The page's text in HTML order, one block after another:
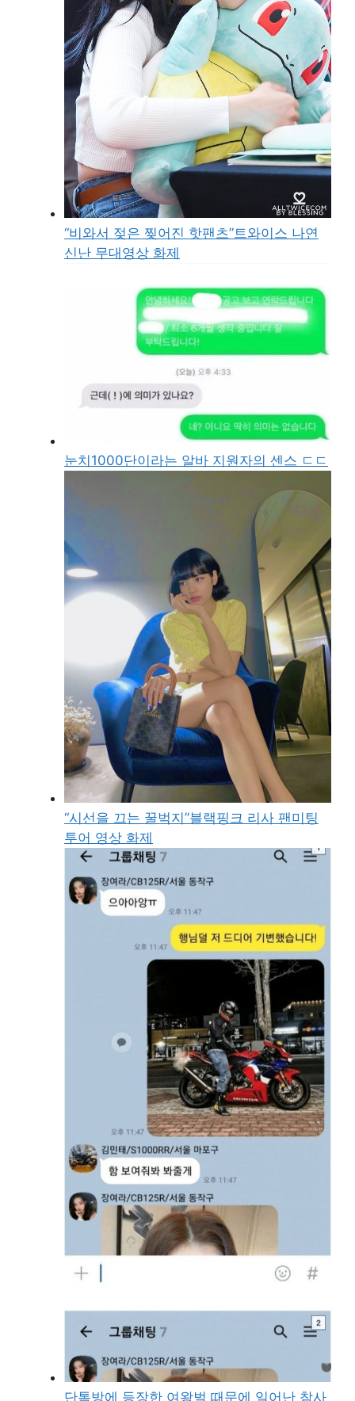
“비와서 젖은 찢어진 핫팬츠”트와이스 나연
신난 무대영상 화제
눈치1000단이라는 알바 지원자의 센스 ㄷㄷ
“시선을 끄는 꿀벅지”블랙핑크 리사 팬미팅
투어 영상 화제
단톡방에 등장한 여왕벌 때문에 일어난 참사